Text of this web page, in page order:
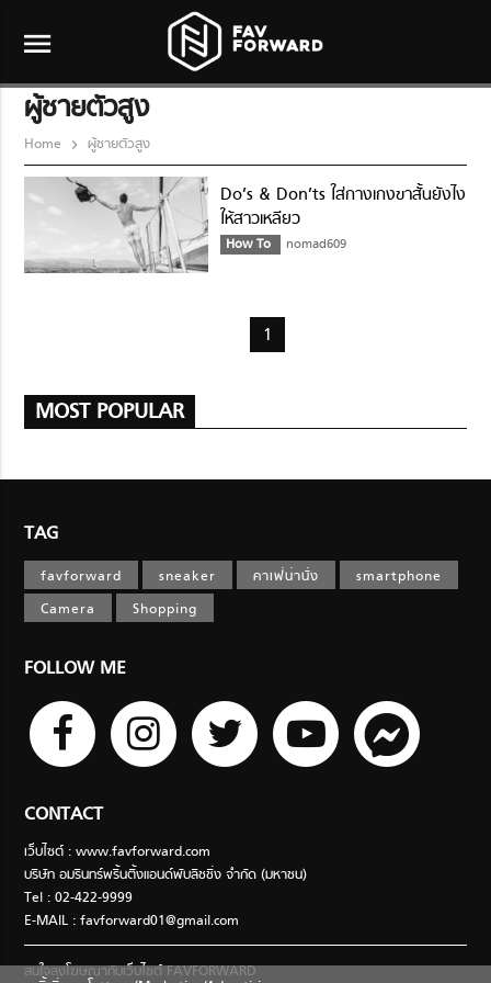
menu
ผู้ชายตัวสูง
Home ผู้ชายตัวสูง
Do’s & Don’ts ใส่กางเกงขาสั้นยังไง
ให้สาวเหลียว
How To nomad609
1
MOST POPULAR
TAG
favforward sneaker คาเฟ่น่านั่ง
smartphone
Camera
Shopping
FOLLOW ME
CONTACT
เว็บไซต์ : www.favforward.com
บริษัท อมรินทร์พริ้นติ้งแอนด์พับลิชชิ่ง จำกัด (มหาชน)
Tel : 02-422-9999
E-MAIL :favforward01@gmail.com
สนใจลงโฆษณากับเว็บไซต์ FAVFORWARD